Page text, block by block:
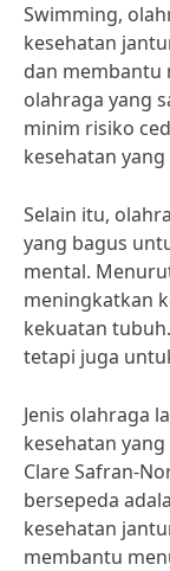
Swimming,
kesehatan
dan membantu
olahraga yang
minim risiko
kesehatan
Selain itu,
yang bagus
mental.
meningkatkan
kekuatan
tetapi juga
Jenis olahraga
kesehatan
Clare Safran-
bersepeda
kesehatan
membantu